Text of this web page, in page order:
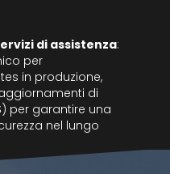
di assistenza:
per
in produzione,
di
per garantire una
nel lungo